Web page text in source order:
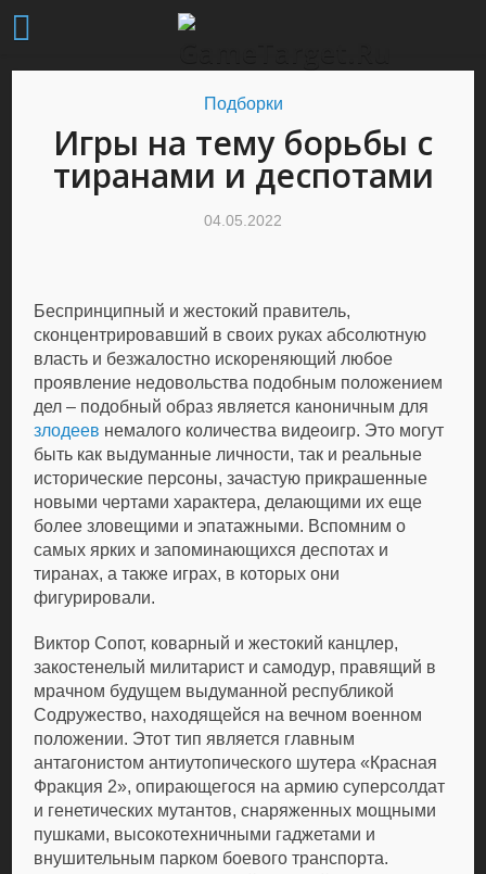
Подборки
Игры на тему борьбы с
тиранами и деспотами
04.05.2022
Беспринципный и жестокий правитель,
сконцентрировавший в своих руках абсолютную
власть и безжалостно искореняющий любое
проявление недовольства подобным положением
дел – подобный образ является каноничным для
злодеев немалого количества видеоигр. Это могут
быть как выдуманные личности, так и реальные
исторические персоны, зачастую прикрашенные
новыми чертами характера, делающими их еще
более зловещими и эпатажными. Вспомним о
самых ярких и запоминающихся деспотах и
тиранах, а также играх, в которых они
фигурировали.
Виктор Сопот, коварный и жестокий канцлер,
закостенелый милитарист и самодур, правящий в
мрачном будущем выдуманной республикой
Содружество, находящейся на вечном военном
положении. Этот тип является главным
антагонистом антиутопического шутера «Красная
Фракция 2», опирающегося на армию суперсолдат
и генетических мутантов, снаряженных мощными
пушками, высокотехничными гаджетами и
внушительным парком боевого транспорта.